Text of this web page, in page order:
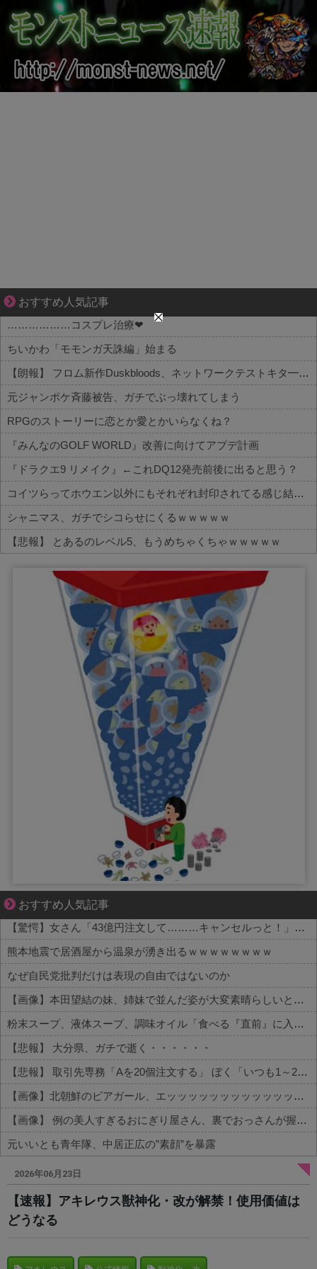
おすすめ人気記事
分かり合えているはずの夫が、一番遠い
………………コスプレ治療❤
ちいかわ「モモンガ天誅編」始まる
【朗報】 フロム新作Duskbloods、ネットワークテストキタ━━━━(゜∀゜)━━━━!!
元ジャンポケ斉藤被告、ガチでぶっ壊れてしまう
RPGのストーリーに恋とか愛とかいらなくね？
『みんなのGOLF WORLD』改善に向けてアプデ計画
『ドラクエ9 リメイク』←これDQ12発売前後に出ると思う？
コイツらってホウエン以外にもそれぞれ封印されてる感じ結構量産されてたのかな
シャニマス、ガチでシコらせにくるｗｗｗｗｗ
【悲報】 とあるのレベル5、もうめちゃくちゃｗｗｗｗｗ
Powered by livedoor 相互RSS
おすすめ人気記事
結婚生活の「当たり前」が壊れる瞬間
【驚愕】女さん「43億円注文して………キャンセルっと！」←こいつの目的って一体なんなの？？？？？？？
熊本地震で居酒屋から温泉が湧き出るｗｗｗｗｗｗｗｗ
なぜ自民党批判だけは表現の自由ではないのか
【画像】本田望結の妹、姉妹で並んだ姿が大変素晴らしいと話題にw w w w w w w
粉末スープ、液体スープ、調味オイル「食べる『直前』に入れてください！！」
【悲報】 大分県、ガチで逝く・・・・・・
【悲報】 取引先専務「Aを20個注文する」 ぼく「いつも1～2個しか使わないけど本当に20であってる？」 取専「あってる」→結果『こう』なったんだが...
【画像】北朝鮮のビアガール、エッッッッッッッッッッッッッッッッッ！
【画像】 例の美人すぎるおにぎり屋さん、裏でおっさんが握っていたｗｗｗｗｗｗｗｗｗｗｗｗｗｗｗｗｗ
元いいとも青年隊、中居正広の”素顔”を暴露
Powered by livedoor 相互RSS
2026年06月23日
【速報】アキレウス獣神化・改が解禁！使用価値は
どうなる